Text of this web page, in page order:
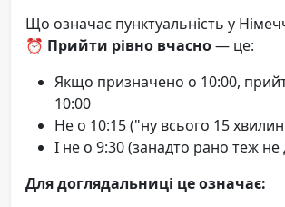
Що означає пунктуальність у
⏰ Прийти рівно вчасно— це:
Якщо призначено о 10:00,
10:00
Не о 10:15 ("ну всього 15
І не о 9:30 (занадто рано теж
Для доглядальниці це означає: